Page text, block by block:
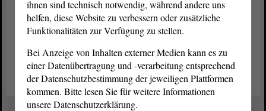
Diese/r könnte noch am selben Tag das Mandat annehmen. Die
Ersatzperson wird von derLandeslistederParteiDie Linke gestellt.
Da dieFraktionDie Linke dann wieder ein Mitglied mehr hat, wird
imÄltestenrat
über Veränderungen bei der Ausschussbesetzung und
der Redezeitstruktur gesprochen werden müssen.
ihnen sind technisch notwendig, während andere uns
helfen, diese Website zu verbessern oder zusätzliche
Funktionalitäten zur Verfügung zu stellen.
Bei Anzeige von Inhalten externer Medien kann es zu
einer Datenübertragung und -verarbeitung entsprechend
der Datenschutzbestimmung der jeweiligen Plattformen
kommen. Bitte lesen Sie für weitere Informationen
unsere Datenschutzerklärung.